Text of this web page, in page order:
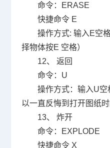
命令：
ERASE
快捷命令E
操作方式: 输入 E空
择物体按E 空格）
12、 返回
命令： U
操作方式：输入U空
以一直反悔到打开图纸
13、 炸开
命令：
EXPLODE
快捷命令X